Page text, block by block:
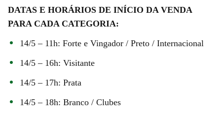
DATAS E HORÁRIOS DE INÍCIO DA VENDA
PARA CADA CATEGORIA:
14/5 – 11h: Forte e Vingador / Preto / Internacional
14/5 – 16h: Visitante
14/5 – 17h: Prata
14/5 – 18h: Branco / Clubes